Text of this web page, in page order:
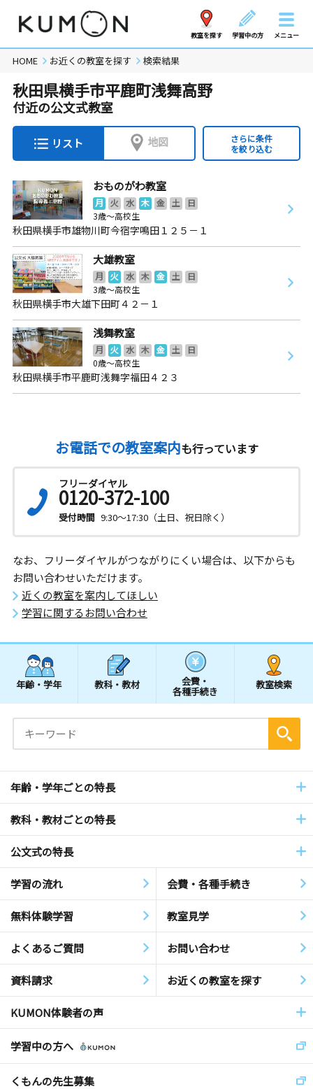
教室を探す 学習中の方 メニュー
HOME お近くの教室を探す 検索結果
秋田県横手市平鹿町浅舞高野
付近の公文式教室
リスト 地図
さらに条件
を絞り込む
おものがわ教室
月 火 水 木 金 土
日
3歳～高校生
秋田県横手市雄物川町今宿字鳴田１２５－１
大雄教室
月 火 水 木 金 土
日
3歳～高校生
秋田県横手市大雄下田町４２－１
浅舞教室
月 火 水 木 金 土
日
0歳～高校生
秋田県横手市平鹿町浅舞字福田４２３
お電話での教室案内も行っています
フリーダイヤル
0120-372-100
受付時間 9:30～17:30（土日、祝日除く）
なお、フリーダイヤルがつながりにくい場合は、以下からも
お問い合わせいただけます。
近くの教室を案内してほしい
学習に関するお問い合わせ
年齢・学年 教科・教材 会費・
各種手続き
教室検索
年齢・学年ごとの特長
教科・教材ごとの特長
公文式の特長
学習の流れ 会費・各種手続き
無料体験学習 教室見学
よくあるご質問 お問い合わせ
資料請求 お近くの教室を探す
KUMON体験者の声
学習中の方へ
くもんの先生募集